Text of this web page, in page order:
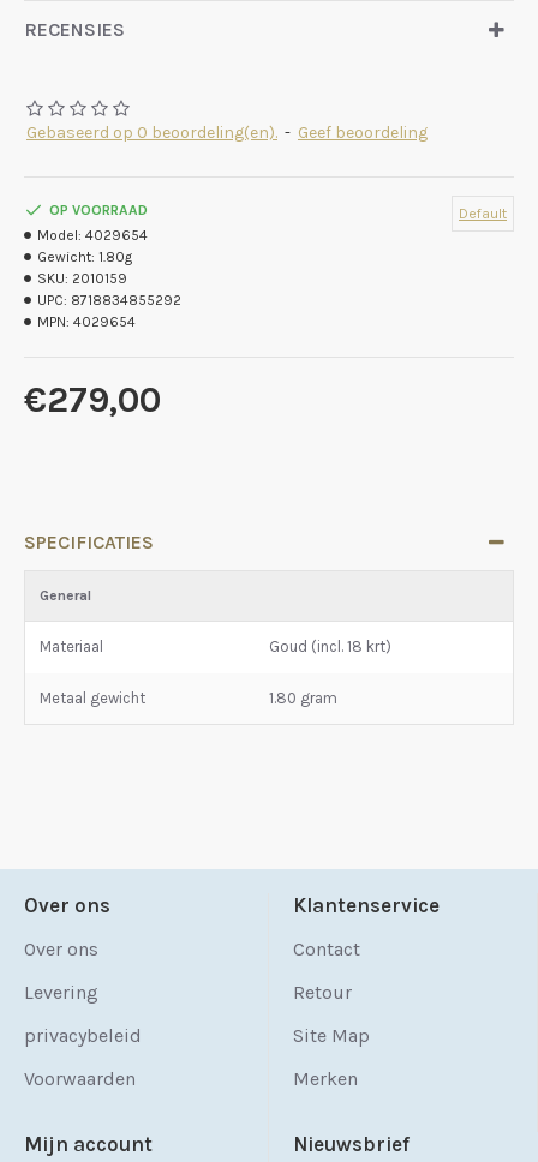
RECENSIES
Gebaseerd op 0 beoordeling(en). - Geef beoordeling
€279,00
OP VOORRAAD
Model: 4029654
Gewicht: 1.80g
SKU: 2010159
UPC: 8718834855292
MPN: 4029654
Default
SPECIFICATIES
General
Materiaal Goud (incl. 18 krt)
Metaal gewicht 1.80 gram
Over ons
Over ons
Levering
privacybeleid
Voorwaarden
Klantenservice
Contact
Retour
Site Map
Merken
Mijn account Nieuwsbrief